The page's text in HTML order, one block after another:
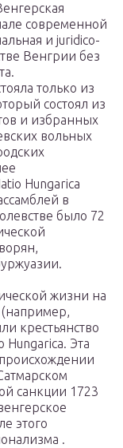
современной
и juridico-
Венгрии без
только из
состоял из
и избранных
вольных
Hungarica
в
было 72
жизни на
крестьянство
Hungarica. Эта
санкции 1723
этого
.